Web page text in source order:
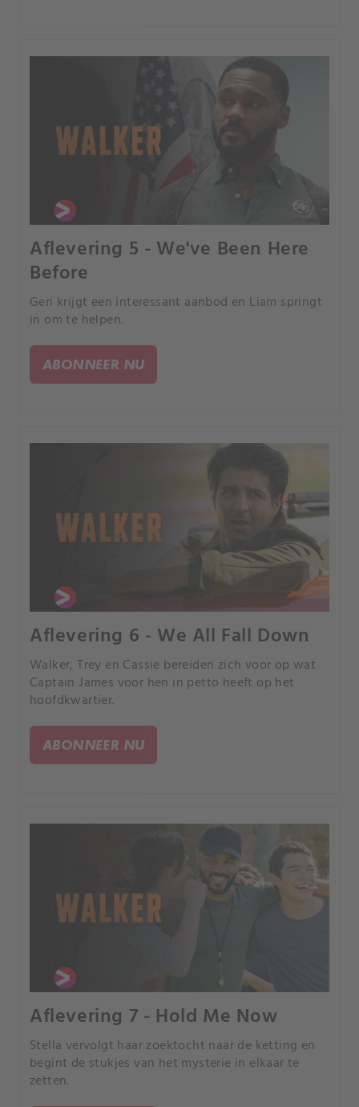
Aflevering 5 - We've Been Here
Before
Geri krijgt een interessant aanbod en Liam springt
in om te helpen.
ABONNEER NU
Aflevering 6 - We All Fall Down
Walker, Trey en Cassie bereiden zich voor op wat
Captain James voor hen in petto heeft op het
hoofdkwartier.
ABONNEER NU
Aflevering 7 - Hold Me Now
Stella vervolgt haar zoektocht naar de ketting en
begint de stukjes van het mysterie in elkaar te
zetten.